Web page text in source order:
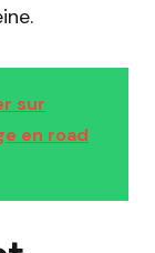
sur
en road